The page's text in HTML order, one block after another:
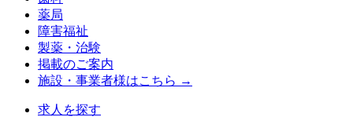
薬局
障害福祉
製薬・治験
掲載のご案内
施設・事業者様はこちら →
求人を探す